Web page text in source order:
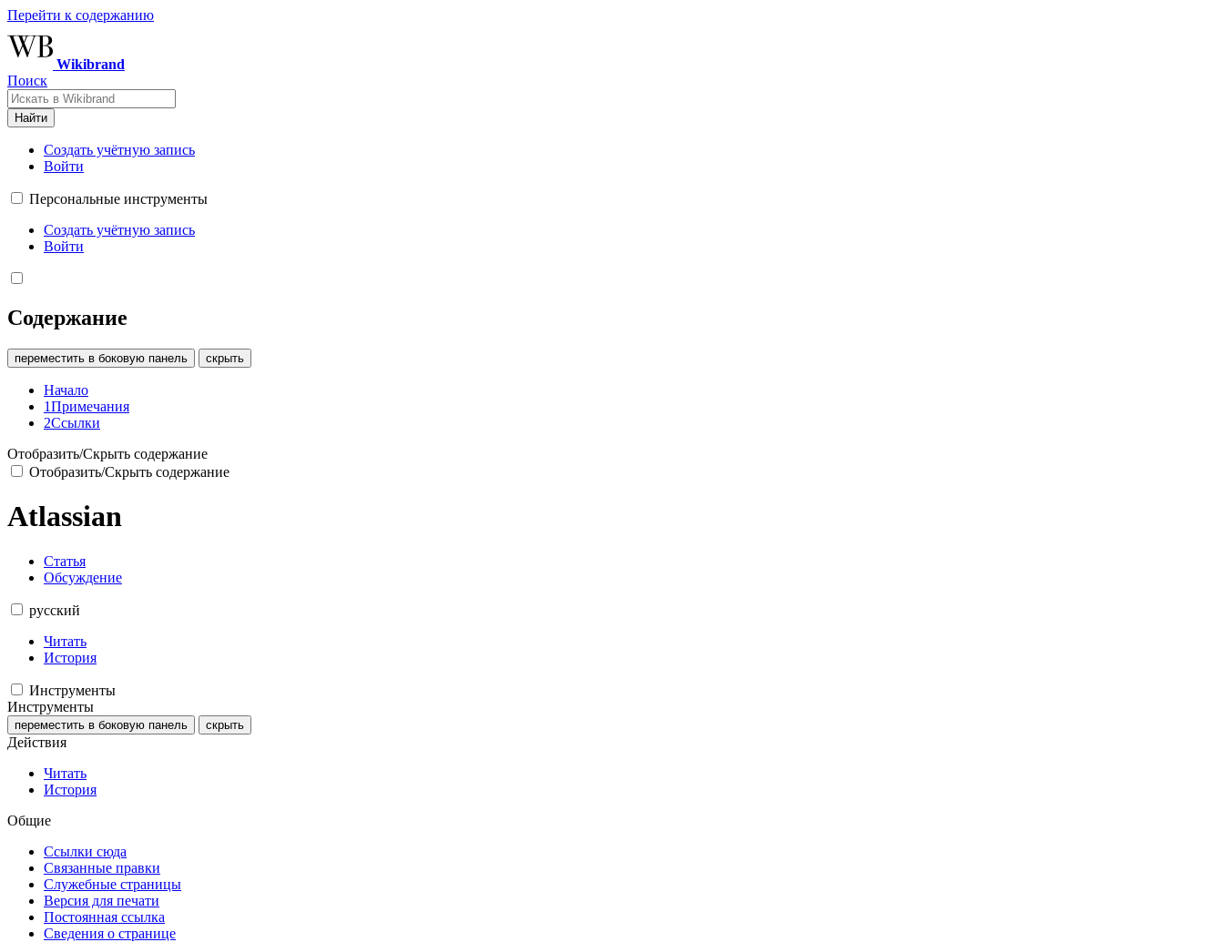
Перейти к содержанию
Wikibrand
Поиск
Найти
Создать учётную запись
Войти
Персональные инструменты
Создать учётную запись
Войти
Содержание
переместить в боковую панель скрыть
Начало
1Примечания
2Ссылки
Отобразить/Скрыть содержание
Отобразить/Скрыть содержание
Atlassian
Статья
Обсуждение
русский
Читать
История
Инструменты
Инструменты
переместить в боковую панель скрыть
Действия
Читать
История
Общие
Ссылки сюда
Связанные правки
Служебные страницы
Версия для печати
Постоянная ссылка
Сведения о странице